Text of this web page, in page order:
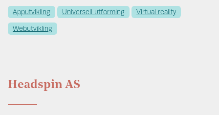
Apputvikling Universell utforming Virtual reality
Webutvikling
Headspin AS